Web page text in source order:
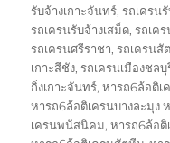
รับจ้างเกาะจันทร์,รถเครน
รถเครนรับจ้างเสม็ด,รถเค
รถเครนศรีราชา,รถเครนสั
เกาะสีชัง,รถเครนเมืองชลบุ
กิ่งเกาะจันทร์,หารถ6ล้อติเ
หารถ6ล้อติเครนบางละมุง
เครนพนัสนิคม,หารถ6ล้อ